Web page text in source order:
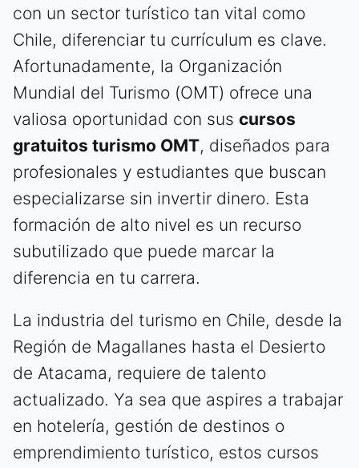
con un sector turístico tan vital como
Chile, diferenciar tu currículum es clave.
Afortunadamente, la Organización
Mundial del Turismo (OMT) ofrece una
valiosa oportunidad con sus cursos
gratuitos turismo OMT, diseñados para
profesionales y estudiantes que buscan
especializarse sin invertir dinero. Esta
formación de alto nivel es un recurso
subutilizado que puede marcar la
diferencia en tu carrera.
La industria del turismo en Chile, desde la
Región de Magallanes hasta el Desierto
de Atacama, requiere de talento
actualizado. Ya sea que aspires a trabajar
en hotelería, gestión de destinos o
emprendimiento turístico, estos cursos